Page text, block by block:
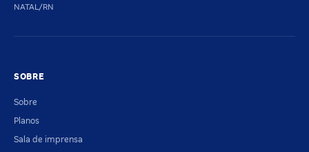
NATAL/RN
SOBRE
Sobre
Planos
Sala de imprensa